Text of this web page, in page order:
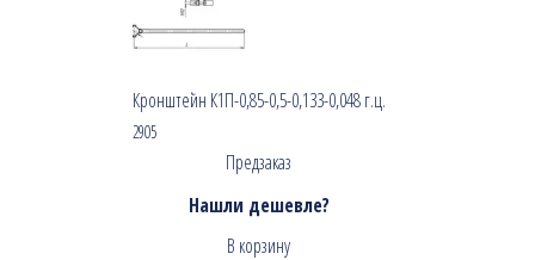
Кронштейн К1П-0,85-0,5-0,133-0,048 г.ц.
2905
Предзаказ
Нашли дешевле?
В корзину